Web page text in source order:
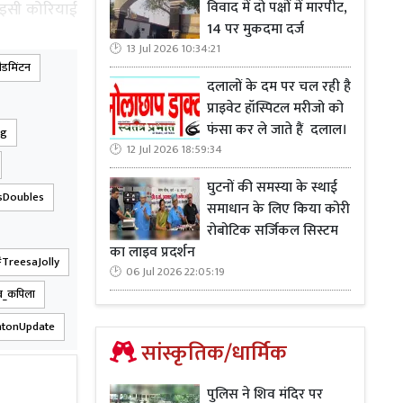
कोरियाई
और एमआर
मौजूदा
में शामिल
की शुरुआत
कोरिया
होगा।
विवाद में दो पक्षों में मारपीट,
14 पर मुकदमा दर्ज
13 Jul 2026 10:34:21
दलालों के दम पर चल रही है
प्राइवेट हॉस्पिटल मरीजो को
फंसा कर ले जाते हैं दलाल।
12 Jul 2026 18:59:34
घुटनों की समस्या के स्थाई
समाधान के लिए किया कोरी
रोबोटिक सर्जिकल सिस्टम
का लाइव प्रदर्शन
06 Jul 2026 22:05:19
सांस्कृतिक/धार्मिक
पुलिस ने शिव मंदिर पर